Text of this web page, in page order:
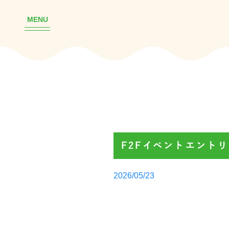
MENU
F2Fイベントエント
Posted
2026/05/23